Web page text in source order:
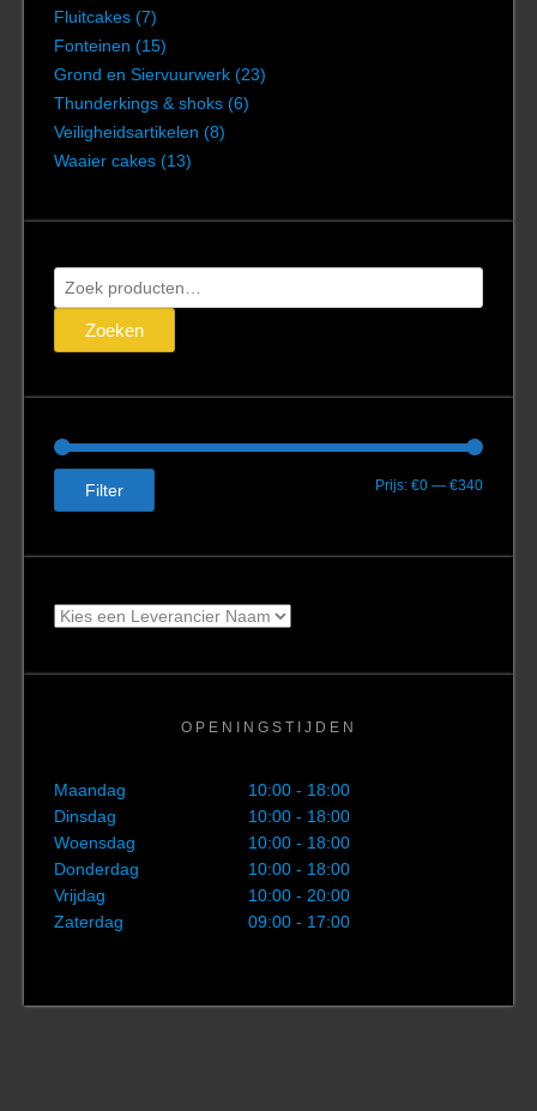
Fluitcakes (7)
Fonteinen (15)
Grond en Siervuurwerk (23)
Thunderkings & shoks (6)
Veiligheidsartikelen (8)
Waaier cakes (13)
Zoeken
naar:
Zoeken
Min.
Max.
Filter Prijs: €0 — €340
OPENINGSTIJDEN
Maandag
10:00 - 18:00
Dinsdag
10:00 - 18:00
Woensdag
10:00 - 18:00
Donderdag
10:00 - 18:00
Vrijdag
10:00 - 20:00
Zaterdag
09:00 - 17:00